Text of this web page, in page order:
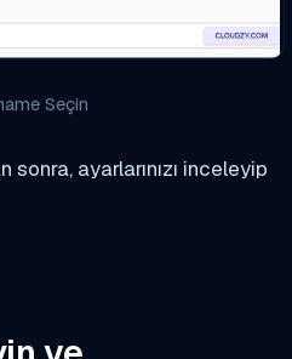
Seçin
sonra, ayarlarınızı inceleyip